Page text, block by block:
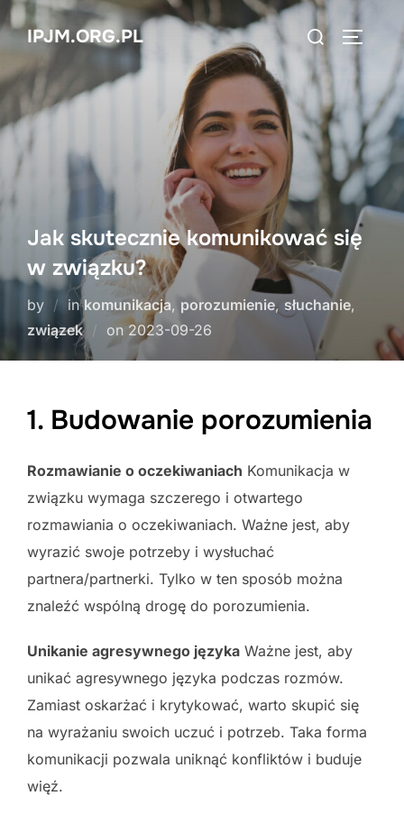
Skip
IPJM.ORG.PL
Search
for:
Jak skutecznie komunikować się
w związku?
by inkomunikacja, porozumienie, słuchanie,
związek
onPosted
on
2023-09-26
1. Budowanie porozumienia
Rozmawianie o oczekiwaniach Komunikacja w
związku wymaga szczerego i otwartego
rozmawiania o oczekiwaniach. Ważne jest, aby
wyrazić swoje potrzeby i wysłuchać
partnera/partnerki. Tylko w ten sposób można
znaleźć wspólną drogę do porozumienia.
Unikanie agresywnego języka Ważne jest, aby
unikać agresywnego języka podczas rozmów.
Zamiast oskarżać i krytykować, warto skupić się
na wyrażaniu swoich uczuć i potrzeb. Taka forma
komunikacji pozwala uniknąć konfliktów i buduje
więź.